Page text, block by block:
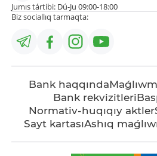
Jumıs tártibi: Dú-Ju 09:00-18:00
Biz sociallıq tarmaqta:
Bank haqqında
Bank rekvizitleri
Normativ-huqıqıy aktler
Sayt kartasıAshıq